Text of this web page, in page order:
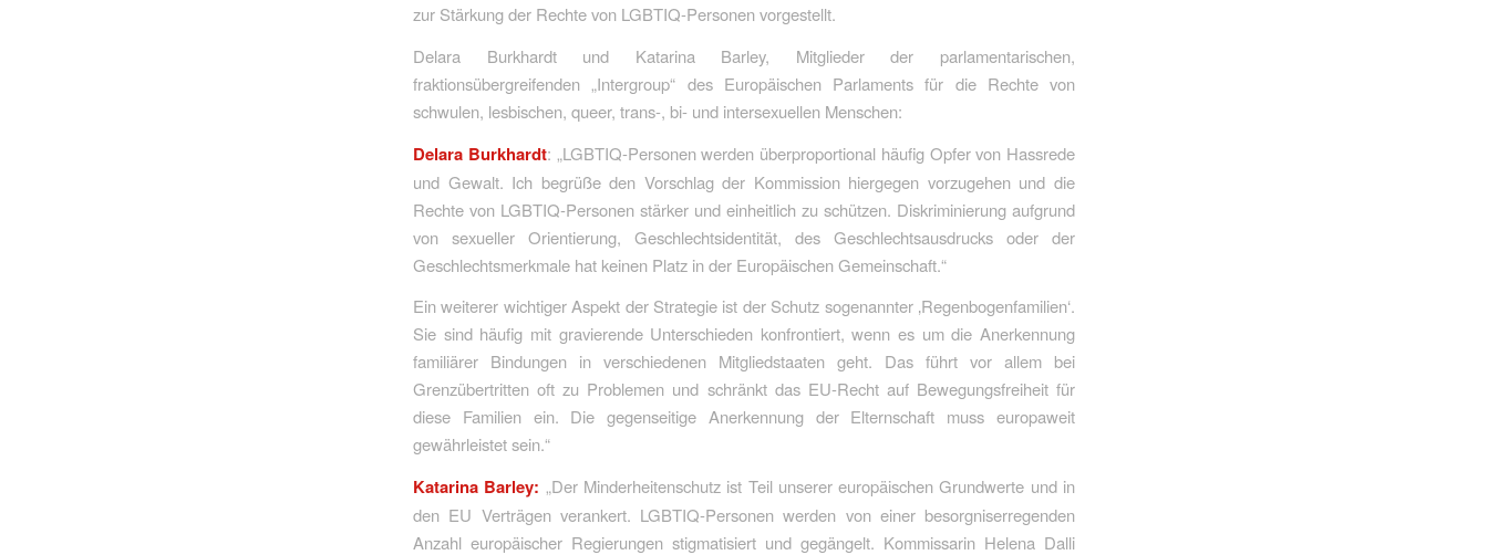
zur Stärkung der Rechte von LGBTIQ-Personen vorgestellt.
Delara Burkhardt und Katarina Barley, Mitglieder der parlamentarischen,
fraktionsübergreifenden „Intergroup“ des Europäischen Parlaments für die Rechte von
schwulen, lesbischen, queer, trans-, bi- und intersexuellen Menschen:
Delara Burkhardt: „LGBTIQ-Personen werden überproportional häufig Opfer von Hassrede
und Gewalt. Ich begrüße den Vorschlag der Kommission hiergegen vorzugehen und die
Rechte von LGBTIQ-Personen stärker und einheitlich zu schützen. Diskriminierung aufgrund
von sexueller Orientierung, Geschlechtsidentität, des Geschlechtsausdrucks oder der
Geschlechtsmerkmale hat keinen Platz in der Europäischen Gemeinschaft.“
Ein weiterer wichtiger Aspekt der Strategie ist der Schutz sogenannter ‚Regenbogenfamilien‘.
Sie sind häufig mit gravierende Unterschieden konfrontiert, wenn es um die Anerkennung
familiärer Bindungen in verschiedenen Mitgliedstaaten geht. Das führt vor allem bei
Grenzübertritten oft zu Problemen und schränkt das EU-Recht auf Bewegungsfreiheit für
diese Familien ein. Die gegenseitige Anerkennung der Elternschaft muss europaweit
gewährleistet sein.“
Katarina Barley: „Der Minderheitenschutz ist Teil unserer europäischen Grundwerte und in
den EU Verträgen verankert. LGBTIQ-Personen werden von einer besorgniserregenden
Anzahl europäischer Regierungen stigmatisiert und gegängelt. Kommissarin Helena Dalli